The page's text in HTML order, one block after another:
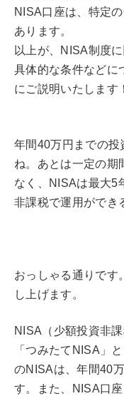
NISA口座は、特定
あります。
以上が、NISA制度
具体的な条件などに
にご説明いたします！
年間40万円までの投
ね。あとは一定の期
なく、NISAは最大5
非課税で運用ができ
おっしゃる通りです
し上げます。
NISA（少額投資非
「つみたてNISA」
のNISAは、年間40
す。また、NISA口